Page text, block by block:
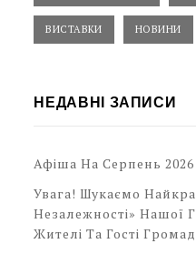
ВИСТАВКИ НОВИНИ
НЕДАВНІ ЗАПИСИ
Афіша На Серпень
Увага! Шукаємо
Незалежності» Нашої
Жителі Та Гості